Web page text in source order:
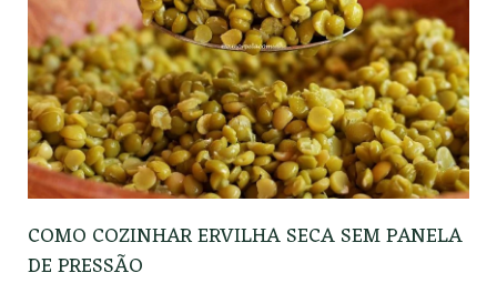
COMO COZINHAR ERVILHA SECA SEM PANELA
DE PRESSÃO